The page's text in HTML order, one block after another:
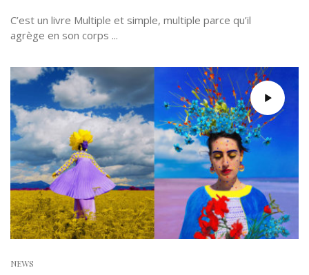
C’est un livre Multiple et simple, multiple parce qu’il
agrège en son corps ...
NEWS